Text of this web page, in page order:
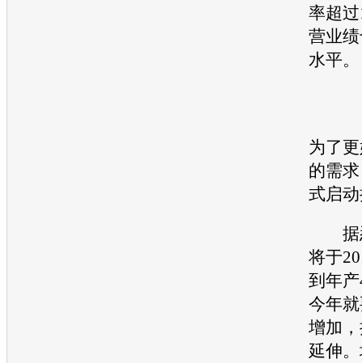
率超
营业
水平。
为了
的需
式启
据
将于
到年
今年
增加
延伸